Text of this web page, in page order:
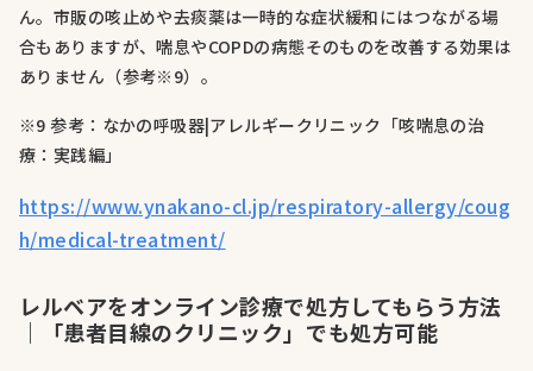
ん。市販の咳止めや去痰薬は一時的な症状緩和にはつながる場
合もありますが、喘息やCOPDの病態そのものを改善する効果は
ありません（参考※9）。
※9 参考：なかの呼吸器|アレルギークリニック「咳喘息の治
療：実践編」
https://www.ynakano-cl.jp/respiratory-allergy/coug
h/medical-treatment/
レルベアをオンライン診療で処方してもらう方法
｜「患者目線のクリニック」でも処方可能